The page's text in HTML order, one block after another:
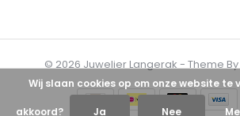
© 2026 Juwelier Langerak - Theme By
Wij slaan cookies op om onze website te
akkoord? Ja Nee